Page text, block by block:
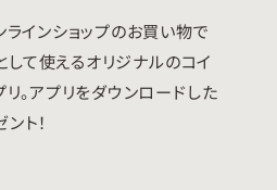
インショップのお買い物で
して使えるオリジナルのコイ
。アプリをダウンロードした
ト！